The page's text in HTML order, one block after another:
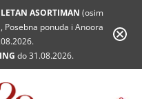
ASORTIMAN (osim
ponuda i Anoora
do 31.08.2026.